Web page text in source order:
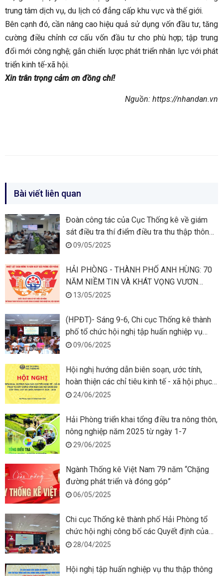
trung tâm dịch vụ, du lịch có đẳng cấp khu vực và thế giới.
Bên cạnh đó, cần nâng cao hiệu quả sử dụng vốn đầu tư, tăng
cường điều chỉnh cơ cấu vốn đầu tư cho phù hợp; tập trung
đổi mới công nghệ; gắn chiến lược phát triển nhân lực với phát
triển kinh tế-xã hội.
Xin trân trọng cảm ơn đồng chí!
Nguồn: https://nhandan.vn
Bài viết liên quan
Đoàn công tác của Cục Thống kê về giám
sát điều tra thí điểm điều tra thu thập thông
tin lập bảng cân đối liên ngành và tính hệ số
Hải Phòng
09/05/2025
HẢI PHÒNG - THÀNH PHỐ ANH HÙNG: 70
NĂM NIỀM TIN VÀ KHÁT VỌNG VƯƠN
MÌNH
13/05/2025
(HPĐT)- Sáng 9-6, Chi cục Thống kê thành
phố tổ chức hội nghị tập huấn nghiệp vụ
tổng điều tra nông thôn, nông nghiệp năm
09/06/2025
Hội nghị hướng dẫn biên soạn, ước tính,
hoàn thiện các chỉ tiêu kinh tế - xã hội phục
vụ xây dựng văn kiện Đại hội Đảng bộ cấp
24/06/2025
Hải Phòng triển khai tổng điều tra nông thôn,
nông nghiệp năm 2025 từ ngày 1-7
29/06/2025
Ngành Thống kê Việt Nam 79 năm “Chặng
đường phát triển và đóng góp”
06/05/2025
Chi cục Thống kê thành phố Hải Phòng tổ
chức hội nghị công bố các Quyết định của
Cục trưởng Cục Thống kê về công tác cán
28/04/2025
Hội nghị tập huấn nghiệp vụ thu thập thông